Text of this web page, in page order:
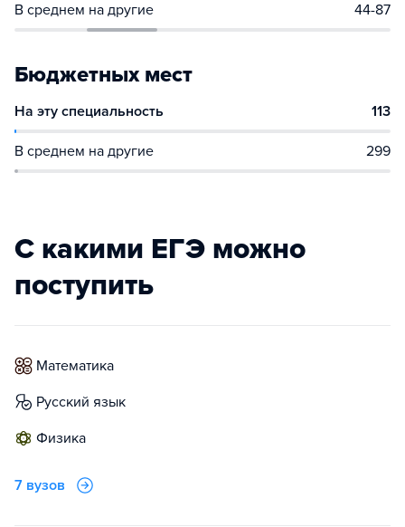
В среднем на другие 44-87
Бюджетных мест
На эту специальность 113
В среднем на другие 299
С какими ЕГЭ можно
поступить
математика
русский язык
физика
7 вузов